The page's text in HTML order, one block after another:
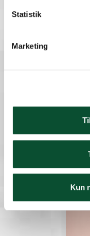
Statistik
Marketing
Kun